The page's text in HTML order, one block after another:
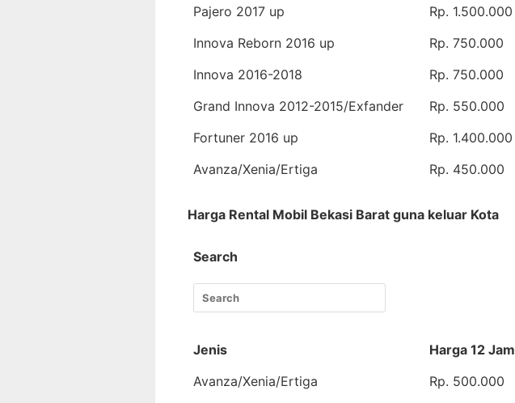
Pajero 2017 up
Rp. 1.500.000
Innova Reborn 2016 up
Rp. 750.000
Innova 2016-2018
Rp. 750.000
Grand Innova 2012-2015/Exfander
Rp. 550.000
Fortuner 2016 up
Rp. 1.400.000
Avanza/Xenia/Ertiga
Rp. 450.000
Harga Rental Mobil Bekasi Barat guna keluar Kota
Search
Jenis Harga 12 Jam
Avanza/Xenia/Ertiga
Rp. 500.000